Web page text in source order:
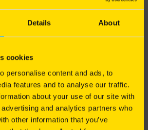
Details About
cookies
personalise content and ads, to
features and to analyse our traffic.
about your use of our site with
and analytics partners who
other information that you’ve
mécaniques sont indispensables
la qualité du sol et
bénéfices de la tonte, de l'arrosage
intervenir mécaniquement
vie à votre pelouse ? Alexis Neveu
les gestes techniques indispensables
un gazon sain et durable.